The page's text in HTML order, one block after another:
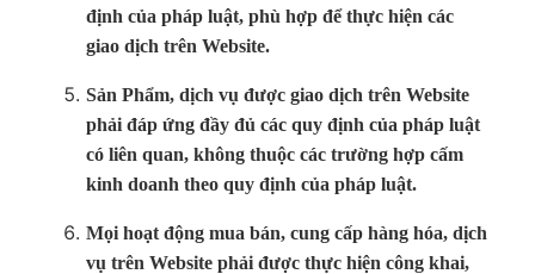
định của pháp luật, phù hợp để thực hiện các
giao dịch trên Website.
Sản Phẩm, dịch vụ được giao dịch trên Website
phải đáp ứng đầy đủ các quy định của pháp luật
có liên quan, không thuộc các trường hợp cấm
kinh doanh theo quy định của pháp luật.
Mọi hoạt động mua bán, cung cấp hàng hóa, dịch
vụ trên Website phải được thực hiện công khai,